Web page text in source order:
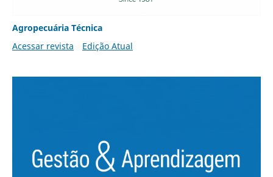
Agropecuária Técnica
Acessar revista
Edição Atual